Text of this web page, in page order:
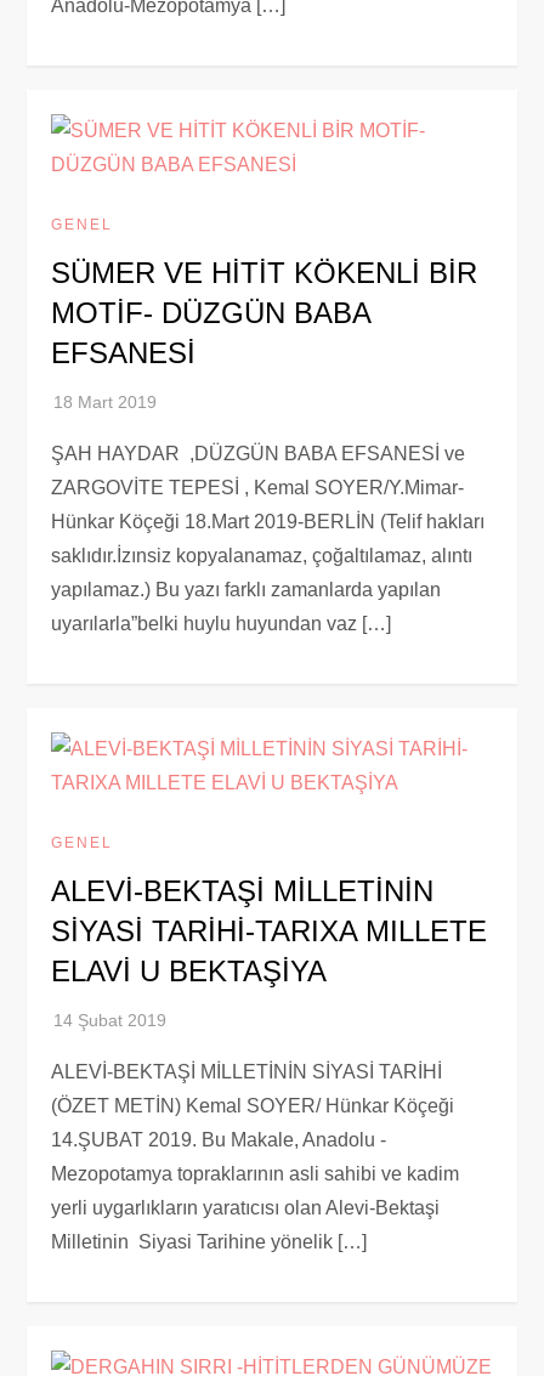
Anadolu-Mezopotamya […]
GENEL
SÜMER VE HİTİT KÖKENLİ BİR
MOTİF- DÜZGÜN BABA
EFSANESİ
ŞAH HAYDAR ,DÜZGÜN BABA EFSANESİ ve
ZARGOVİTE TEPESİ , Kemal SOYER/Y.Mimar-
Hünkar Köçeği 18.Mart 2019-BERLİN (Telif hakları
saklıdır.İzınsiz kopyalanamaz, çoğaltılamaz, alıntı
yapılamaz.) Bu yazı farklı zamanlarda yapılan
uyarılarla”belki huylu huyundan vaz […]
GENEL
ALEVİ-BEKTAŞİ MİLLETİNİN
SİYASİ TARİHİ-TARIXA MILLETE
ELAVİ U BEKTAŞİYA
ALEVİ-BEKTAŞİ MİLLETİNİN SİYASİ TARİHİ
(ÖZET METİN) Kemal SOYER/ Hünkar Köçeği
14.ŞUBAT 2019. Bu Makale, Anadolu -
Mezopotamya topraklarının asli sahibi ve kadim
yerli uygarlıkların yaratıcısı olan Alevi-Bektaşi
Milletinin Siyasi Tarihine yönelik […]